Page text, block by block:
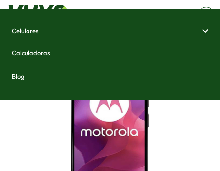
Celulares
Calculadoras
Blog